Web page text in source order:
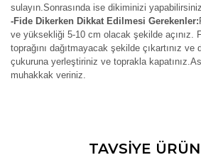
sulayın.Sonrasında ise dikiminizi
-Fide Dikerken Dikkat Edilmesi Gerekenler:
ve yüksekliği 5-10 cm olacak şekilde açınız.
toprağını dağıtmayacak şekilde çıkartınız
çukuruna yerleştiriniz ve toprakla
muhakkak veriniz.
Bu ürünün fiyat bilgisi, resim, ürün
TAVSİYE